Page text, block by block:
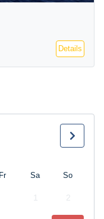
Details
Fr Sa So
2